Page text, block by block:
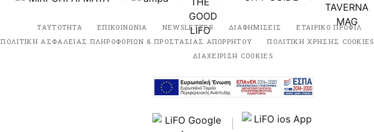
ΤΑΥΤΟΤΗΤΑ ΕΠΙΚΟΙΝΩΝΙΑ NEWSLETTER ΔΙΑΦΗΜΙΣΕΙΣ ΕΤΑΙΡΙΚΟ ΠΡΟΦΙΛ
ΠΟΛΙΤΙΚΗ ΑΣΦΑΛΕΙΑΣ ΠΛΗΡΟΦΟΡΙΩΝ & ΠΡΟΣΤΑΣΙΑΣ ΑΠΟΡΡΗΤΟΥ
ΠΟΛΙΤΙΚΗ ΧΡΗΣΗΣ COOKIES
ΔΙΑΧΕΙΡΙΣΗ COOKIES